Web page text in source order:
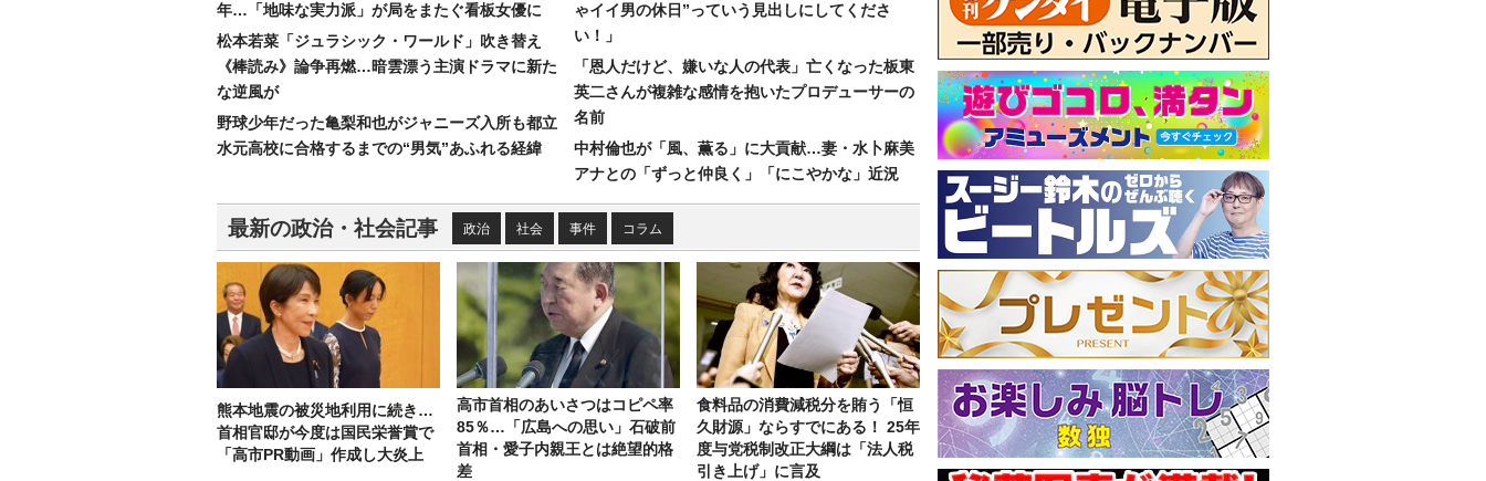
年…「地味な実力派」が局をまたぐ看板女優に
松本若菜「ジュラシック・ワールド」吹き替え
《棒読み》論争再燃…暗雲漂う主演ドラマに新た
な逆風が
野球少年だった亀梨和也がジャニーズ入所も都立
水元高校に合格するまでの“男気”あふれる経緯
ゃイイ男の休日”っていう見出しにしてくださ
い！」
「恩人だけど、嫌いな人の代表」亡くなった板東
英二さんが複雑な感情を抱いたプロデューサーの
名前
中村倫也が「風、薫る」に大貢献…妻・水卜麻美
アナとの「ずっと仲良く」「にこやかな」近況
最新の政治・社会記事 政治 社会 事件 コラム
熊本地震の被災地利用に続き…
首相官邸が今度は国民栄誉賞で
「高市PR動画」作成し大炎上
高市首相のあいさつはコピペ率
85％…「広島への思い」石破前
首相・愛子内親王とは絶望的格
差
食料品の消費減税分を賄う「恒
久財源」ならすでにある！ 25年
度与党税制改正大綱は「法人税
引き上げ」に言及